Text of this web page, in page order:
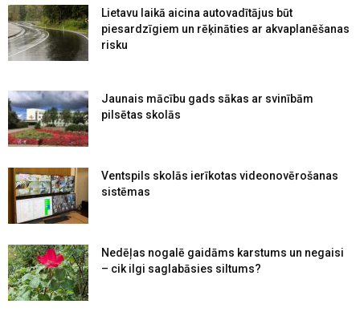
Lietavu laikā aicina autovadītājus būt
piesardzīgiem un rēķināties ar akvaplanēšanas
risku
Jaunais mācību gads sākas ar svinībām
pilsētas skolās
Ventspils skolās ierīkotas videonovērošanas
sistēmas
Nedēļas nogalē gaidāms karstums un negaisi
– cik ilgi saglabāsies siltums?